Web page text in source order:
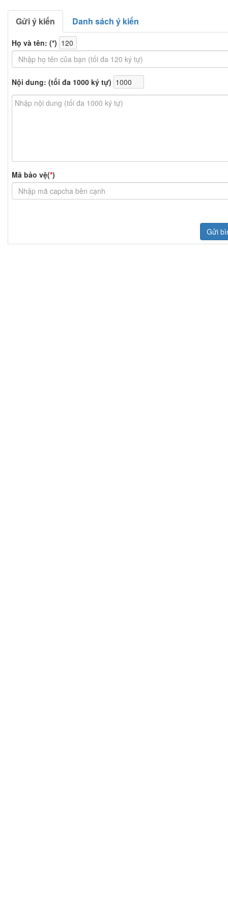
Gửi ý kiến Danh sách ý kiến
Họ và tên: (*)
Nội dung: (tối đa 1000 ký tự)
Mã bảo vệ(*)